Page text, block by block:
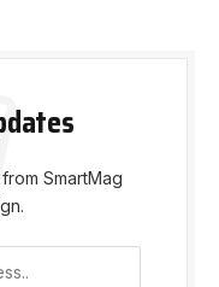
SmartMag